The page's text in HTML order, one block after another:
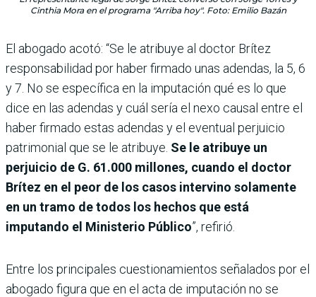
Cinthia Mora en el programa "Arriba hoy". Foto: Emilio Bazán
El abogado acotó: “Se le atribuye al doctor Brítez
responsabilidad por haber firmado unas adendas, la 5, 6
y 7. No se específica en la imputación qué es lo que
dice en las adendas y cuál sería el nexo causal entre el
haber firmado estas adendas y el eventual perjuicio
patrimonial que se le atribuye. Se le atribuye un
perjuicio de G. 61.000 millones, cuando el doctor
Brítez en el peor de los casos intervino solamente
en un tramo de todos los hechos que está
imputando el Ministerio Público”, refirió.
Entre los principales cuestionamientos señalados por el
abogado figura que en el acta de imputación no se